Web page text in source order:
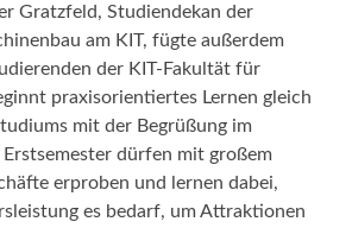
Gratzfeld, Studiendekan der
am KIT, fügte außerdem
der KIT-Fakultät für
praxisorientiertes Lernen gleich
mit der Begrüßung im
Erstsemester dürfen mit großem
erproben und lernen dabei,
es bedarf, um Attraktionen